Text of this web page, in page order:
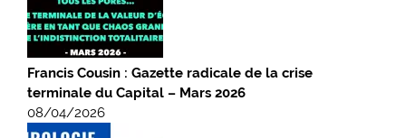
Francis Cousin : Gazette radicale de la crise
terminale du Capital – Mars 2026
08/04/2026